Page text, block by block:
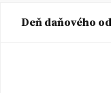
Deň daňového